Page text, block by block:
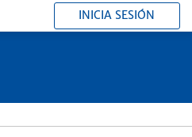
INICIA SESIÓN